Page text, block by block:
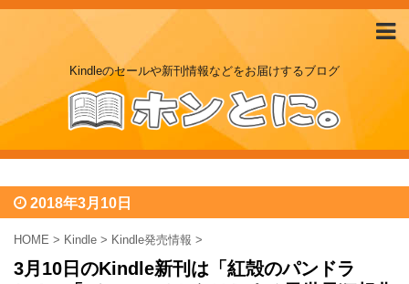
Kindleのセールや新刊情報などをお届けするブログ
2018年3月10日
HOME > Kindle > Kindle発売情報 >
3月10日のKindle新刊は「紅殻のパンドラ